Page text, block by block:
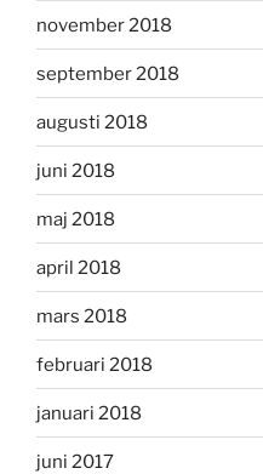
november 2018
september 2018
augusti 2018
juni 2018
maj 2018
april 2018
mars 2018
februari 2018
januari 2018
juni 2017